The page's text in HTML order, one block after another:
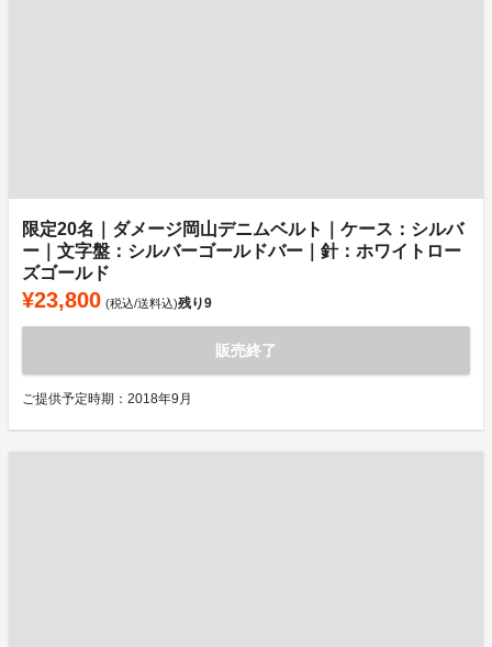
限定20名｜ダメージ岡山デニムベルト｜ケース：シルバ
ー｜文字盤：シルバーゴールドバー｜針：ホワイトロー
ズゴールド
¥23,800 (税込/送料込)残り9
販売終了
ご提供予定時期：2018年9月